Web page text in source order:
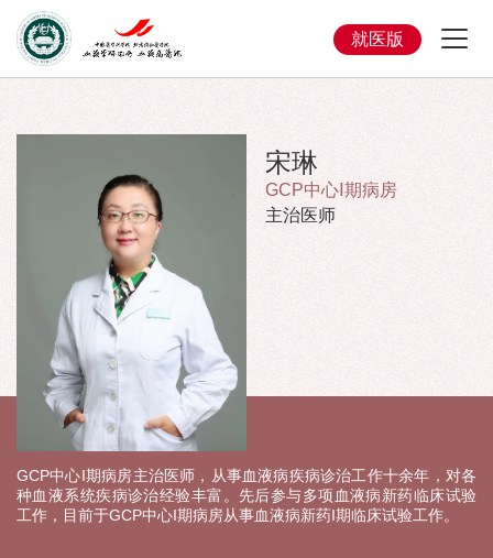
就医版
宋琳
GCP中心Ⅰ期病房
主治医师
GCP中心I期病房主治医师，从事血液病疾病诊治工作十余年，对各
种血液系统疾病诊治经验丰富。先后参与多项血液病新药临床试验
工作，目前于GCP中心I期病房从事血液病新药I期临床试验工作。